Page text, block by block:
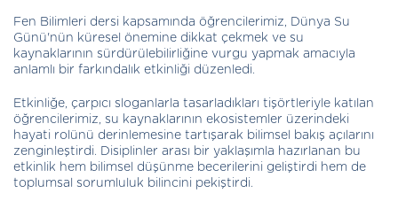
Fen Bilimleri dersi kapsamında öğrencilerimiz, Dünya Su
Günü'nün küresel önemine dikkat çekmek ve su
kaynaklarının sürdürülebilirliğine vurgu yapmak amacıyla
anlamlı bir farkındalık etkinliği düzenledi.
Etkinliğe, çarpıcı sloganlarla tasarladıkları tişörtleriyle katılan
öğrencilerimiz, su kaynaklarının ekosistemler üzerindeki
hayati rolünü derinlemesine tartışarak bilimsel bakış açılarını
zenginleştirdi. Disiplinler arası bir yaklaşımla hazırlanan bu
etkinlik hem bilimsel düşünme becerilerini geliştirdi hem de
toplumsal sorumluluk bilincini pekiştirdi.